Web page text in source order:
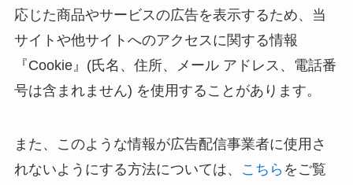
応じた商品やサービスの広告を表示するため、当
サイトや他サイトへのアクセスに関する情報
『Cookie』(氏名、住所、メール アドレス、電話番
号は含まれません) を使用することがあります。
また、このような情報が広告配信事業者に使用さ
れないようにする方法については、
こちら をご覧